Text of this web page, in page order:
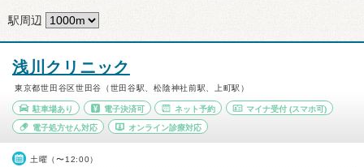
駅周辺
浅川クリニック
東京都世田谷区世田谷（世田谷駅、松陰神社前駅、上町駅）
駐車場あり 電子決済可 ネット予約 マイナ受付 (スマホ可)
電子処方せん対応 オンライン診療対応
土曜（〜12:00）